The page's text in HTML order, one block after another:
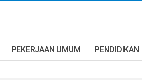
PEKERJAAN UMUM PENDIDIKAN